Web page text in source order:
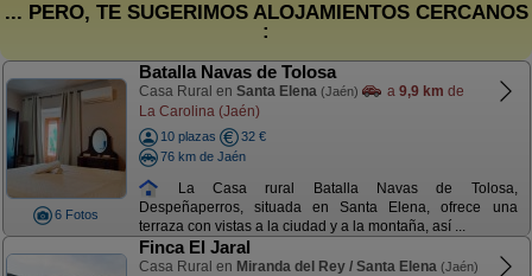
... PERO, TE SUGERIMOS ALOJAMIENTOS CERCANOS
:
6 Fotos
Batalla Navas de Tolosa
Casa Rural en Santa Elena (Jaén) a 9,9 km de
La Carolina (Jaén)
10 plazas
32 €
76 km de Jaén
La Casa rural Batalla Navas de Tolosa,
Despeñaperros, situada en Santa Elena, ofrece una
terraza con vistas a la ciudad y a la montaña, así ...
Finca El Jaral
Casa Rural en Miranda del Rey / Santa Elena (Jaén)